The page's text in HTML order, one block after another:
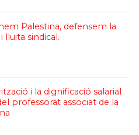
Palestina, defensem la
lluita sindical.
i la dignificació salarial
professorat associat de la